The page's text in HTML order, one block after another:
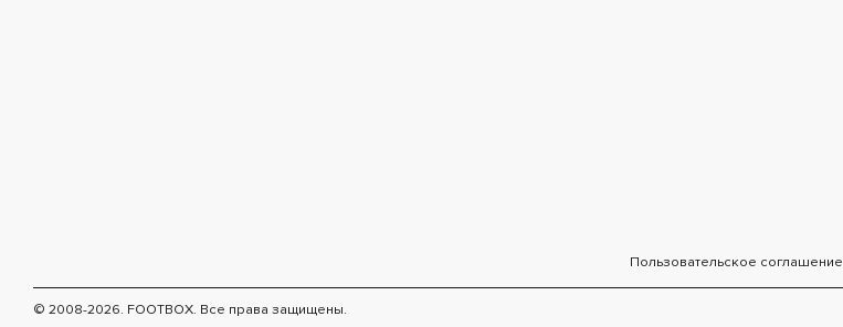
Пользовательское соглашение
© 2008-2026. FOOTBOX. Все права защищены.